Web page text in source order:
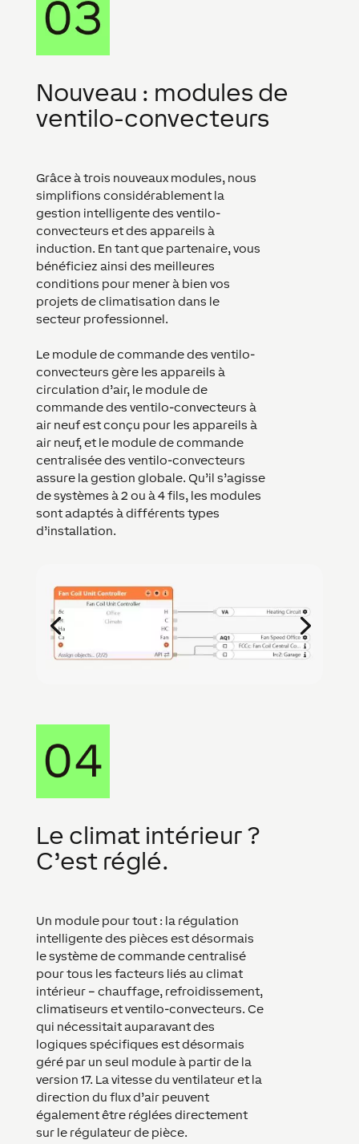
Nouveau : modules de
ventilo-convecteurs
Grâce à trois nouveaux modules, nous
simplifions considérablement la
gestion intelligente des ventilo-
convecteurs et des appareils à
induction. En tant que partenaire, vous
bénéficiez ainsi des meilleures
conditions pour mener à bien vos
projets de climatisation dans le
secteur professionnel.
Le module de commande des ventilo-
convecteurs gère les appareils à
circulation d’air, le module de
commande des ventilo-convecteurs à
air neuf est conçu pour les appareils à
air neuf, et le module de commande
centralisée des ventilo-convecteurs
assure la gestion globale. Qu’il s’agisse
de systèmes à 2 ou à 4 fils, les modules
sont adaptés à différents types
d’installation.
Le climat intérieur ?
C’est réglé.
Un module pour tout : la régulation
intelligente des pièces est désormais
le système de commande centralisé
pour tous les facteurs liés au climat
intérieur – chauffage, refroidissement,
climatiseurs et ventilo-convecteurs. Ce
qui nécessitait auparavant des
logiques spécifiques est désormais
géré par un seul module à partir de la
version 17. La vitesse du ventilateur et la
direction du flux d’air peuvent
également être réglées directement
sur le régulateur de pièce.